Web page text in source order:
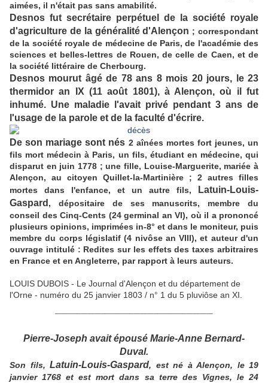
aimées, il n'était pas sans amabilité.
Desnos fut secrétaire perpétuel de la société royale
d'agriculture de la généralité d'Alençon ; correspondant
de la société royale de médecine de Paris, de l'académie des
sciences et belles-lettres de Rouen, de celle de Caen, et de
la société littéraire de Cherbourg.
Desnos mourut âgé de 78 ans 8 mois 20 jours, le 23
thermidor an IX (11 août 1801), à Alençon, où il fut
inhumé. Une maladie l'avait privé pendant 3 ans de
l'usage de la parole et de la faculté d'écrire.
De son mariage sont nés 2 aînées mortes fort jeunes, un
fils mort médecin à Paris, un fils, étudiant en médecine, qui
disparut en juin 1778 ; une fille, Louise-Marguerite, mariée à
Alençon, au citoyen Quillet-la-Martinière ; 2 autres filles
mortes dans l'enfance, et un autre fils,
Latuin-Louis-
Gaspard , dépositaire de ses manuscrits, membre du
conseil des Cinq-Cents (24 germinal an VI), où il a prononcé
plusieurs opinions, imprimées in-8° et dans le moniteur, puis
membre du corps législatif (4 nivôse an VIII), et auteur d'un
ouvrage intitulé : Redites sur les effets des taxes arbitraires
en France et en Angleterre, par rapport à leurs auteurs.
LOUIS DUBOIS - Le Journal d'Alençon et du département de
l'Orne - numéro du 25 janvier 1803 / n° 1 du 5 pluviôse an XI.
Pierre-Joseph avait épousé Marie-Anne Bernard-
Duval.
Son fils, Latuin-Louis-Gaspard, est né à Alençon, le 19
janvier 1768 et est mort dans sa terre des Vignes, le 24